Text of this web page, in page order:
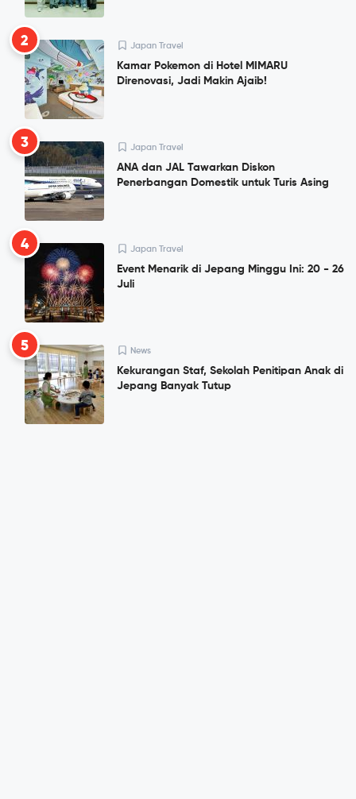
2 Japan Travel
Kamar Pokemon di Hotel MIMARU
Direnovasi, Jadi Makin Ajaib!
3 Japan Travel
ANA dan JAL Tawarkan Diskon
Penerbangan Domestik untuk Turis Asing
4 Japan Travel
Event Menarik di Jepang Minggu Ini: 20 - 26
Juli
5 News
Kekurangan Staf, Sekolah Penitipan Anak di
Jepang Banyak Tutup